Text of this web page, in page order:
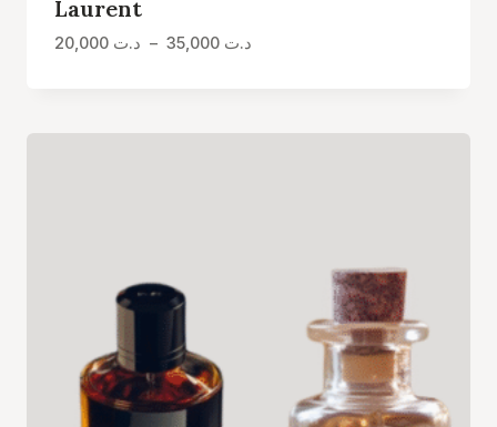
Laurent
د.ت 20,000 – د.ت 35,000
Plage